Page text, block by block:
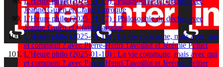
Jeanne Guien et Claire Larroque
L'Heure philo (2025-01-17) : Philosophie du déchet avec
Jeanne Guien et Claire Laroque
L'Heure philo (2025-01-12) : La vie commune, mais avec qui
et comment ? avec Pierre-Henri Tavoillot et Jérémie Peltier
L'Heure philo (2025-01-10) : La vie commune, mais avec qui
et comment ? avec Pierre-Henri Tavoillot et Jérémie Peltier